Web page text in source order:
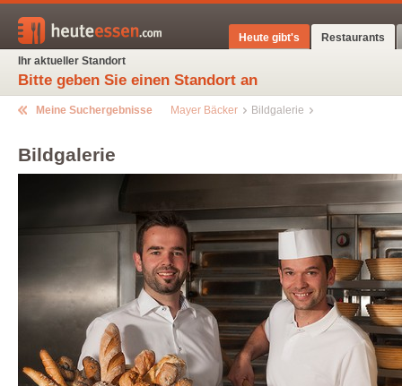
Restaurants
Heute gibt's
Ihr aktueller Standort
Bitte geben Sie einen Standort an
Meine Suchergebnisse Mayer Bäcker Bildgalerie
Bildgalerie